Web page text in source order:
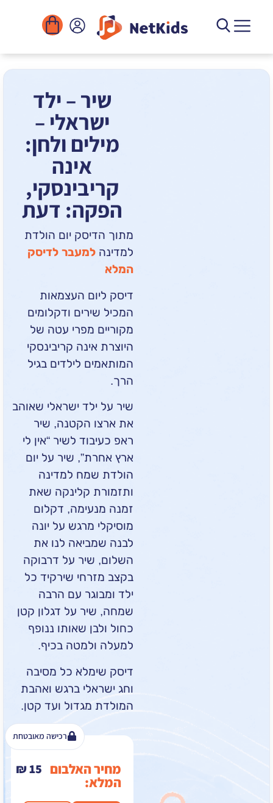
שיר – ילד
ישראלי –
מילים ולחן:
קריבינסקי,
הפקה: דעת
מתוך הדיסק יום הולדת
למעבר לדיסק
דיסק ליום העצמאות
המכיל שירים ודקלומים
מקוריים מפרי עטה של
היוצרת אינה קריבינסקי
המותאמים לילדים בגיל
שיר על ילד ישראלי שאוהב
את ארצו הקטנה, שיר
ראפ כעיבוד לשיר “אין לי
ארץ אחרת”, שיר על יום
הולדת שמח למדינה
ותזמורת קלינקה שאת
זמנה מנעימה, דקלום
מוסיקלי מרגש על יונה
לבנה שמביאה לנו את
השלום, שיר על דרבוקה
בקצב מזרחי שירקיד כל
ילד ומבוגר עם הרבה
שמחה, שיר על דגלון קטן
כחול ולבן שאותו ננופף
למעלה ולמטה בכיף.
דיסק שימלא כל מסיבה
וחג ישראלי ברגש ואהבת
המולדת מגדול ועד קטן.
מחיר האלבום ₪15
רכישה מאובטחת